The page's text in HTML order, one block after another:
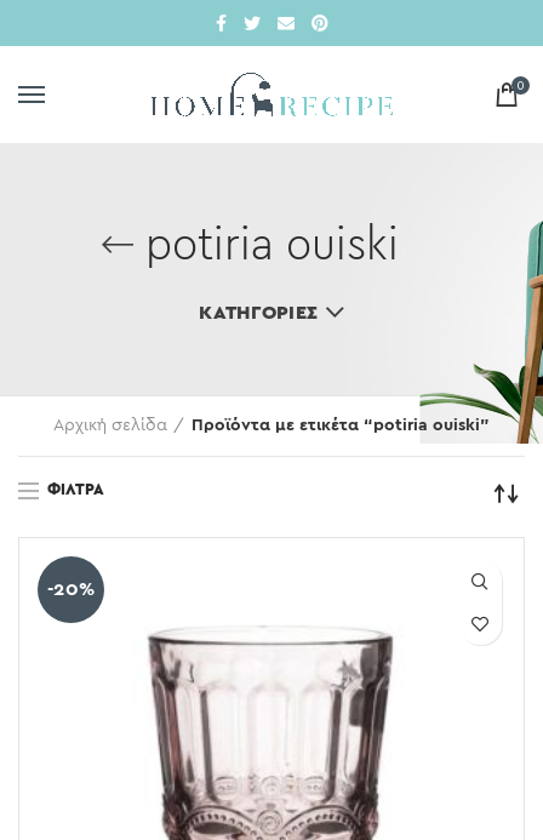
0
potiria ouiski
ΚΑΤΗΓΟΡΊΕΣ
Αρχική σελίδα Προϊόντα με ετικέτα “potiria ouiski”
ΦΊΛΤΡΑ
-20%